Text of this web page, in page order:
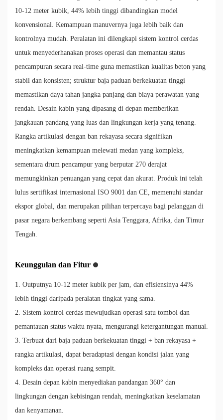
10-12 meter kubik, 44% lebih tinggi dibandingkan model
konvensional. Kemampuan manuvernya juga lebih baik dan
kontrolnya mudah. Peralatan ini dilengkapi sistem kontrol cerdas
untuk menyederhanakan proses operasi dan memantau status
pencampuran secara real-time guna memastikan kualitas beton yang
stabil dan konsisten; struktur baja paduan berkekuatan tinggi
memastikan daya tahan jangka panjang dan biaya perawatan yang
rendah. Desain kabin yang dipasang di depan memberikan
jangkauan pandang yang luas dan lingkungan kerja yang tenang.
Rangka artikulasi dengan ban rekayasa secara signifikan
meningkatkan kemampuan melewati medan yang kompleks,
sementara drum pencampur yang berputar 270 derajat
memungkinkan penuangan yang cepat dan akurat. Produk ini telah
lulus sertifikasi internasional ISO 9001 dan CE, memenuhi standar
ekspor global, dan merupakan pilihan terpercaya bagi pelanggan di
pasar negara berkembang seperti Asia Tenggara, Afrika, dan Timur
Tengah.
Keunggulan dan Fitur
1. Outputnya 10-12 meter kubik per jam, dan efisiensinya 44%
lebih tinggi daripada peralatan tingkat yang sama.
2. Sistem kontrol cerdas mewujudkan operasi satu tombol dan
pemantauan status waktu nyata, mengurangi ketergantungan manual.
3. Terbuat dari baja paduan berkekuatan tinggi + ban rekayasa +
rangka artikulasi, dapat beradaptasi dengan kondisi jalan yang
kompleks dan operasi ruang sempit.
4. Desain depan kabin menyediakan pandangan 360° dan
lingkungan dengan kebisingan rendah, meningkatkan keselamatan
dan kenyamanan.